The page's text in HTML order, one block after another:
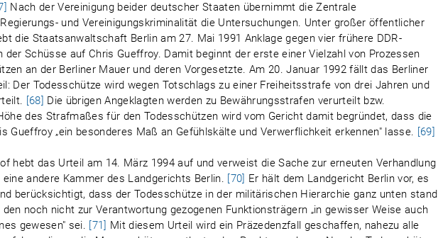
Nach der Vereinigung beider deutscher Staaten übernimmt die Zentrale
und Vereinigungskriminalität die Untersuchungen. Unter großer öffentlicher
die Staatsanwaltschaft Berlin am 27. Mai 1991 Anklage gegen vier frühere DDR-
der Schüsse auf Chris Gueffroy. Damit beginnt der erste einer Vielzahl von Prozessen
an der Berliner Mauer und deren Vorgesetzte. Am 20. Januar 1992 fällt das Berliner
Der Todesschütze wird wegen Totschlags zu einer Freiheitsstrafe von drei Jahren und
[68] Die übrigen Angeklagten werden zu Bewährungsstrafen verurteilt bzw.
des Strafmaßes für den Todesschützen wird vom Gericht damit begründet, dass die
Gueffroy „ein besonderes Maß an Gefühlskälte und Verwerflichkeit erkennen" lasse. [69]
hebt das Urteil am 14. März 1994 auf und verweist die Sache zur erneuten Verhandlung
andere Kammer des Landgerichts Berlin. [70] Er hält dem Landgericht Berlin vor, es
berücksichtigt, dass der Todesschütze in der militärischen Hierarchie ganz unten stand
noch nicht zur Verantwortung gezogenen Funktionsträgern „in gewisser Weise auch
gewesen" sei. [71] Mit diesem Urteil wird ein Präzedenzfall geschaffen, nahezu alle